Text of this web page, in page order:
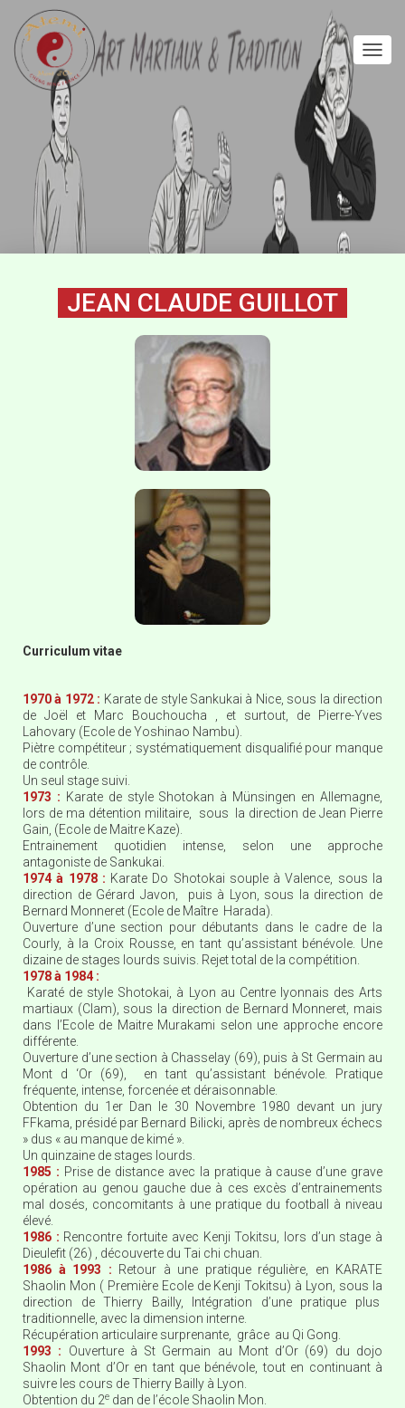
D
E
R
A
N
V
JEAN CLAUDE GUILLOT
Curriculum vitae
1970 à 1972 : Karate de style Sankukai à Nice, sous la direction
de Joël et Marc Bouchoucha , et surtout, de Pierre-Yves
Lahovary (Ecole de Yoshinao Nambu).
Piètre compétiteur ; systématiquement disqualifié pour manque
de contrôle.
Un seul stage suivi.
1973 : Karate de style Shotokan à Münsingen en Allemagne,
lors de ma détention militaire, sous la direction de Jean Pierre
Gain, (Ecole de Maitre Kaze).
Entrainement quotidien intense, selon une approche
antagoniste de Sankukai.
1974 à 1978 : Karate Do Shotokai souple à Valence, sous la
direction de Gérard Javon, puis à Lyon, sous la direction de
Bernard Monneret (Ecole de Maître Harada).
Ouverture d’une section pour débutants dans le cadre de la
Courly, à la Croix Rousse, en tant qu’assistant bénévole. Une
dizaine de stages lourds suivis. Rejet total de la compétition.
1978 à 1984 :
Karaté de style Shotokai, à Lyon au Centre lyonnais des Arts
martiaux (Clam), sous la direction de Bernard Monneret, mais
dans l’Ecole de Maitre Murakami selon une approche encore
différente.
Ouverture d’une section à Chasselay (69), puis à St Germain au
Mont d ‘Or (69), en tant qu’assistant bénévole. Pratique
fréquente, intense, forcenée et déraisonnable.
Obtention du 1er Dan le 30 Novembre 1980 devant un jury
FFkama, présidé par Bernard Bilicki, après de nombreux échecs
» dus « au manque de kimé ».
Un quinzaine de stages lourds.
1985 : Prise de distance avec la pratique à cause d’une grave
opération au genou gauche due à ces excès d’entrainements
mal dosés, concomitants à une pratique du football à niveau
élevé.
1986 : Rencontre fortuite avec Kenji Tokitsu, lors d’un stage à
Dieulefit (26) , découverte du Tai chi chuan.
1986 à 1993 : Retour à une pratique régulière, en KARATE
Shaolin Mon ( Première Ecole de Kenji Tokitsu) à Lyon, sous la
direction de Thierry Bailly, Intégration d’une pratique plus
traditionnelle, avec la dimension interne.
Récupération articulaire surprenante, grâce au Qi Gong.
1993 : Ouverture à St Germain au Mont d’Or (69) du dojo
Shaolin Mont d’Or en tant que bénévole, tout en continuant à
suivre les cours de Thierry Bailly à Lyon.
Obtention du 2e dan de l’école Shaolin Mon.